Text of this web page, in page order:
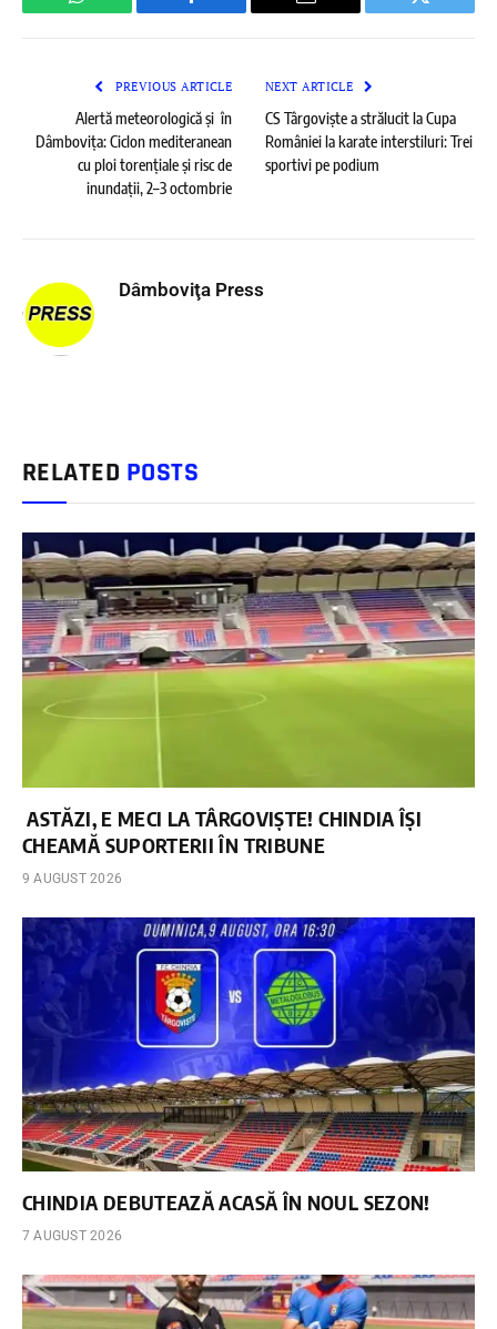
WhatsApp Facebook Email Twitter
PREVIOUS ARTICLE
Alertă meteorologică și în
Dâmbovița: Ciclon mediteranean
cu ploi torențiale și risc de
inundații, 2–3 octombrie
NEXT ARTICLE
CS Târgoviște a strălucit la Cupa
României la karate interstiluri: Trei
sportivi pe podium
Dâmboviţa Press
RELATED POSTS
ASTĂZI, E MECI LA TÂRGOVIȘTE! CHINDIA ÎȘI
CHEAMĂ SUPORTERII ÎN TRIBUNE
9 AUGUST 2026
CHINDIA DEBUTEAZĂ ACASĂ ÎN NOUL SEZON!
7 AUGUST 2026